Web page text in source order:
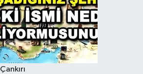
Çankırı